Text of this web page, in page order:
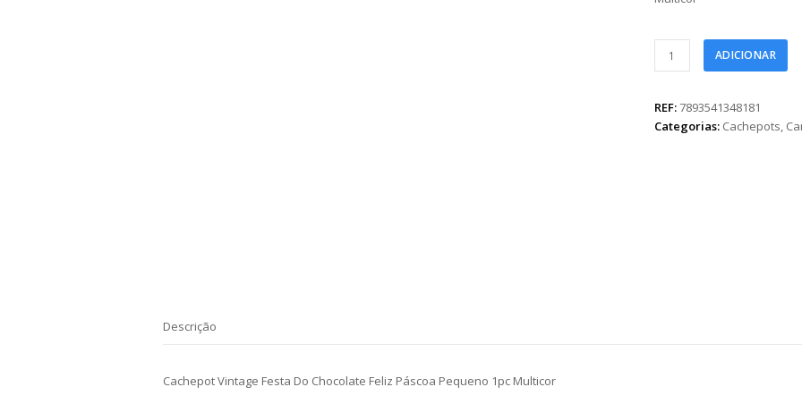
Do
Chocolate
ADICIONAR
REF:7893541348181
Categorias: Cachepots,
Descrição
Cachepot Vintage Festa Do Chocolate Feliz Páscoa Pequeno 1pc Multicor